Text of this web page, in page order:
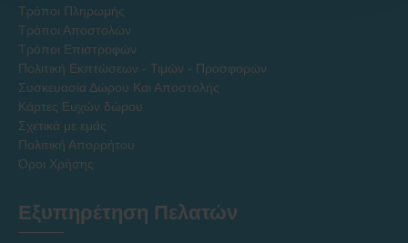
Τρόποι Πληρωμής
Τρόποι Αποστολών
Τρόποι Επιστροφών
Πολιτική Εκπτώσεων - Τιμών - Προσφορών
Συσκευασία Δώρου Και Αποστολής
Κάρτες Ευχών δώρου
Σχετικά με εμάς
Πολιτική Απορρήτου
Όροι Χρήσης
Εξυπηρέτηση Πελατών